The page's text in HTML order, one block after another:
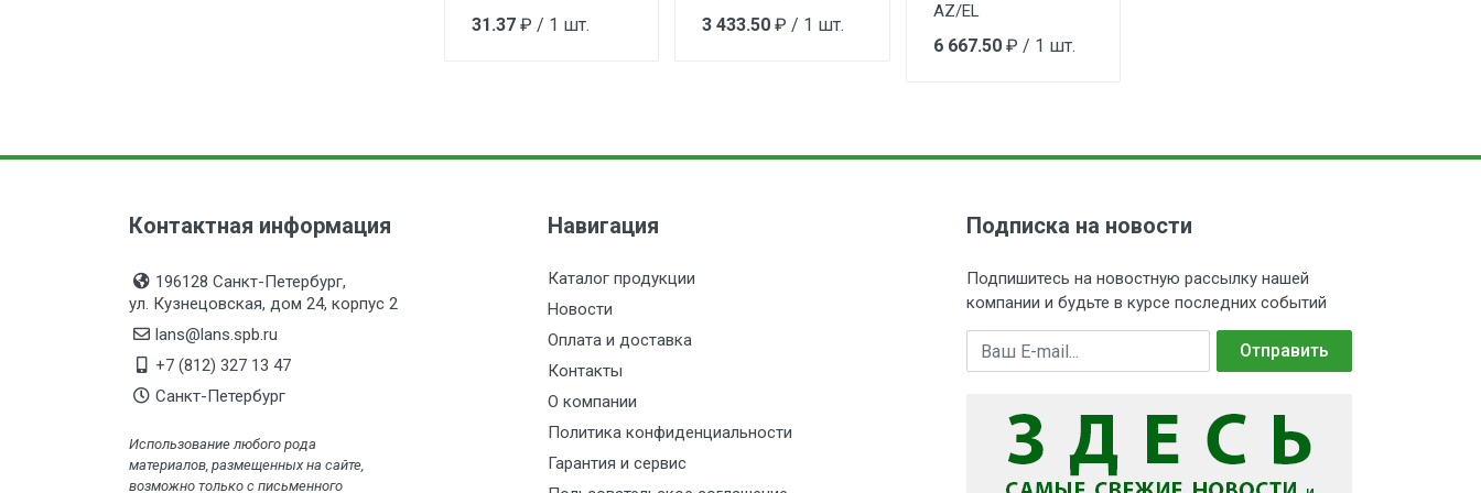
31.37 ₽ / 1 шт. 3 433.50₽ / 1 шт.
AZ/EL
6 667.50 ₽ / 1 шт.
Контактная информация
196128 Санкт-Петербург,
ул. Кузнецовская, дом 24, корпус 2
lans@lans.spb.ru
+7 (812) 327 13 47
Санкт-Петербург
Использование любого рода
материалов, размещенных на сайте,
возможно только с письменного
Навигация
Каталог продукции
Новости
Оплата и доставка
Контакты
О компании
Политика конфиденциальности
Гарантия и сервис
Подписка на новости
Подпишитесь на новостную рассылку нашей
компании и будьте в курсе последних событий
E-mail Отправить